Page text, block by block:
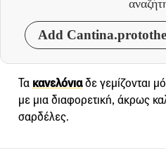
Add
Τα κανελόνιαδε γεμίζονται
με μια διαφορετική, άκρως
σαρδέλες.